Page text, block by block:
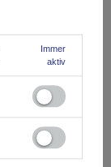
Immer
aktiv